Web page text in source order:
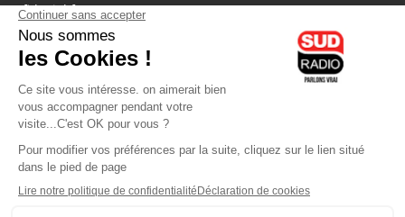
fiducial.fr
lyoncapitale.fr
olympique-et-lyonnais.com
L'application Iphone / Android
Téléchargez l'application
Les cookies